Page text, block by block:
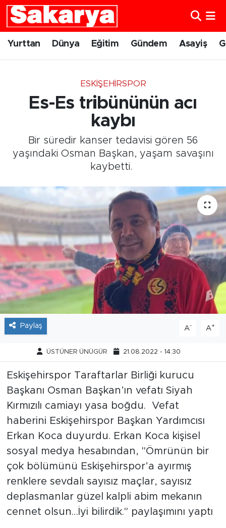
Yurttan Dünya Eğitim Gündem Asayiş
ESKIŞEHIRSPOR
Es-Es tribününün acı
kaybı
Bir süredir kanser tedavisi gören 56
yaşındaki Osman Başkan, yaşam savaşını
kaybetti.
Paylaş A- A+
ÜSTÜNER ÜNÜGÜR 21.08.2022 - 14:30
Eskişehirspor Taraftarlar Birliği kurucu
Başkanı Osman Başkan’ın vefatı Siyah
Kırmızılı camiayı yasa boğdu. Vefat
haberini Eskişehirspor Başkan Yardımcısı
Erkan Koca duyurdu. Erkan Koca kişisel
sosyal medya hesabından, "Ömrünün bir
çok bölümünü Eskişehirspor’a ayırmış
renklere sevdalı sayısız maçlar, sayısız
deplasmanlar güzel kalpli abim mekanın
cennet olsun…İyi bilirdik." paylaşımını yaptı
Yurttan
Eskişehirspor
Kültür Sanat
Tarihçe
Resmi İlanlar
Söyleşi
Foto Şaka
Teknoloji
Politika
Eskişehir Nöbetçi Eczaneler
Eskişehir Namaz Vakitleri
Eskişehir Trafik Yoğunluk Haritası
Süper Lig Puan Durumu ve Fikstür
Son Dakika Haberleri
Haber Arşivi